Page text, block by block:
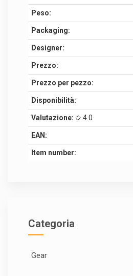
Peso:
Packaging:
Designer:
Prezzo:
Prezzo per pezzo:
Disponibilità:
Valutazione: ✩ 4.0
EAN:
Item number:
Categoria
Gear